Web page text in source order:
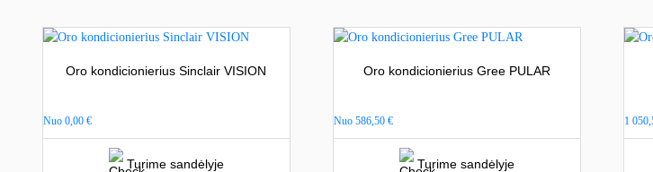
Oro kondicionierius Sinclair VISION
Nuo 0,00 €
Turime sandėlyje
Oro kondicionierius Gree PULAR
Nuo586,50€
Turime sandėlyje
1